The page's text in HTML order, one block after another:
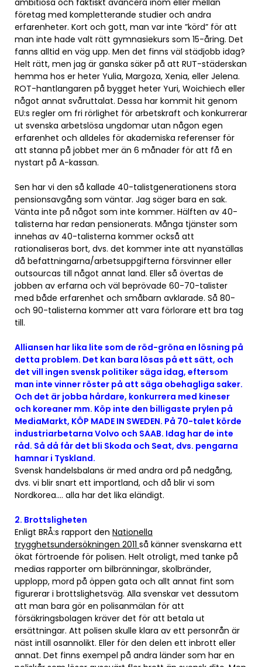
ambitiösa och faktiskt avancera inom eller mellan
företag med kompletterande studier och andra
erfarenheter. Kort och gott, man var inte ”körd” för att
man inte hade valt rätt gymnasiekurs som 15-åring. Det
fanns alltid en väg upp. Men det finns väl städjobb idag?
Helt rätt, men jag är ganska säker på att RUT-städerskan
hemma hos er heter Yulia, Margoza, Xenia, eller Jelena.
ROT-hantlangaren på bygget heter Yuri, Woichiech eller
något annat svåruttalat. Dessa har kommit hit genom
EU:s regler om fri rörlighet för arbetskraft och konkurrerar
ut svenska arbetslösa ungdomar utan någon egen
erfarenhet och alldeles för akademiska referenser för
att stanna på jobbet mer än 6 månader för att få en
nystart på A-kassan.
Sen har vi den så kallade 40-talistgenerationens stora
pensionsavgång som väntar. Jag säger bara en sak.
Vänta inte på något som inte kommer. Hälften av 40-
talisterna har redan pensionerats. Många tjänster som
innehas av 40-talisterna kommer också att
rationaliseras bort, dvs. det kommer inte att nyanställas
då befattningarna/arbetsuppgifterna försvinner eller
outsourcas till något annat land. Eller så övertas de
jobben av erfarna och väl beprövade 60-70-talister
med både erfarenhet och småbarn avklarade. Så 80-
och 90-talisterna kommer att vara förlorare ett bra tag
till.
Alliansen har lika lite som de röd-gröna en lösning på
detta problem. Det kan bara lösas på ett sätt, och
det vill ingen svensk politiker säga idag, eftersom
man inte vinner röster på att säga obehagliga saker.
Och det är jobba hårdare, konkurrera med kineser
och koreaner mm. Köp inte den billigaste prylen på
MediaMarkt, KÖP MADE IN SWEDEN. På 70-talet körde
industriarbetarna Volvo och SAAB. Idag har de inte
råd. Så då får det bli Skoda och Seat, dvs. pengarna
hamnar i Tyskland.
Svensk handelsbalans är med andra ord på nedgång,
dvs. vi blir snart ett importland, och då blir vi som
Nordkorea…. alla har det lika eländigt.
2. Brottsligheten
Enligt BRÅ:s rapport den Nationella
trygghetsundersökningen 2011 så känner svenskarna ett
ökat förtroende för polisen. Helt otroligt, med tanke på
medias rapporter om bilbränningar, skolbränder,
upplopp, mord på öppen gata och allt annat fint som
figurerar i brottslighetsväg. Alla svenskar vet dessutom
att man bara gör en polisanmälan för att
försäkringsbolagen kräver det för att betala ut
ersättningar. Att polisen skulle klara av ett personrån är
näst intill osannolikt. Eller för den delen ett inbrott eller
annat. Det finns exempel på andra länder som har en